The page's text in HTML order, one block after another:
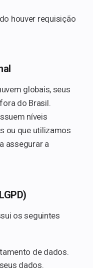
houver requisição
globais, seus
do Brasil.
níveis
ou que utilizamos
assegurar a
os seguintes
de dados.
dados.